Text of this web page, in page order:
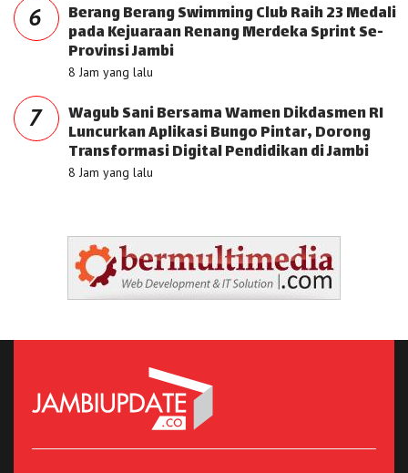
6 Berang Berang Swimming Club Raih 23 Medali
pada Kejuaraan Renang Merdeka Sprint Se-
Provinsi Jambi
8 Jam yang lalu
7 Wagub Sani Bersama Wamen Dikdasmen RI
Luncurkan Aplikasi Bungo Pintar, Dorong
Transformasi Digital Pendidikan di Jambi
8 Jam yang lalu